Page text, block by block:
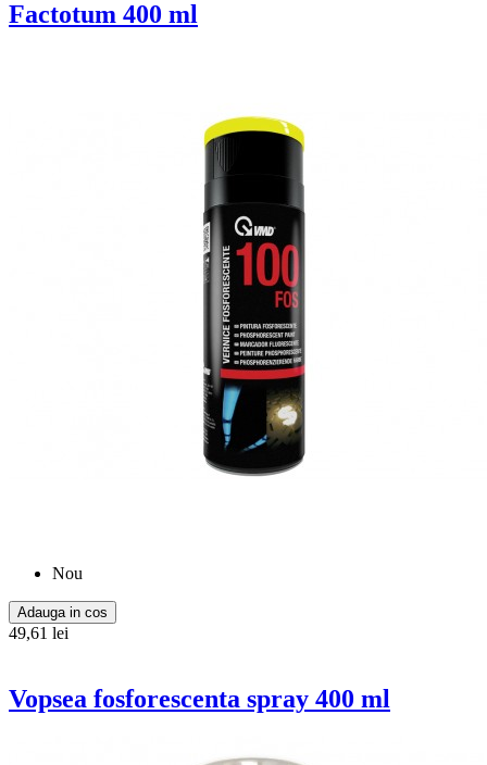
Factotum 400 ml
Nou
Adauga in cos
49,61 lei
Vopsea fosforescenta spray 400 ml